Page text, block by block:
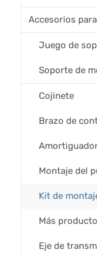
Accesorios
Juego de
Soporte de
Cojinete
Brazo de
Montaje del
Kit de
Más
Eje de